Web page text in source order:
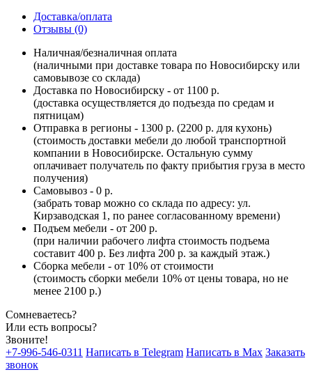
Доставка/оплата
Отзывы (0)
Наличная/безналичная оплата
(наличными при доставке товара по Новосибирску или
самовывозе со склада)
Доставка по Новосибирску - от 1100 р.
(доставка осуществляется до подъезда по средам и
пятницам)
Отправка в регионы - 1300 р. (2200 р. для кухонь)
(стоимость доставки мебели до любой транспортной
компании в Новосибирске. Остальную сумму
оплачивает получатель по факту прибытия груза в место
получения)
Самовывоз - 0 р.
(забрать товар можно со склада по адресу: ул.
Кирзаводская 1, по ранее согласованному времени)
Подъем мебели - от 200 р.
(при наличии рабочего лифта стоимость подъема
составит 400 р. Без лифта 200 р. за каждый этаж.)
Сборка мебели - от 10% от стоимости
(стоимость сборки мебели 10% от цены товара, но не
менее 2100 р.)
Сомневаетесь?
Или есть вопросы?
Звоните!
+7-996-546-0311 Написать в Telegram Написать в Max Заказать
звонок